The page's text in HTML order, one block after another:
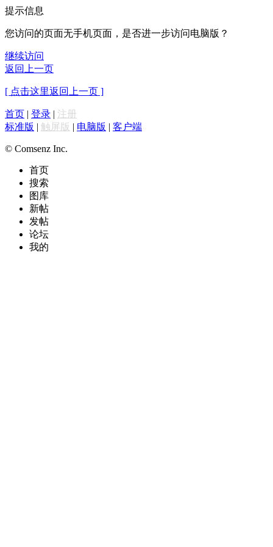
提示信息
您访问的页面无手机页面，是否进一步访问电脑版？
继续访问
返回上一页
[ 点击这里返回上一页 ]
首页 | 登录 | 注册
标准版 | 触屏版 | 电脑版 | 客户端
© Comsenz Inc.
首页
搜索
图库
新帖
发帖
论坛
我的